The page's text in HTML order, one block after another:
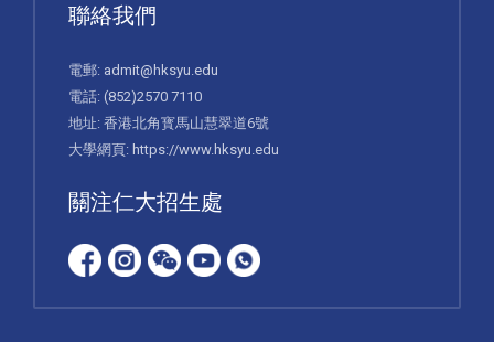
聯絡我們
電郵: admit@hksyu.edu
電話: (852)2570 7110
地址: 香港北角寳馬山慧翠道6號
大學網頁: https://www.hksyu.edu
關注仁大招生處